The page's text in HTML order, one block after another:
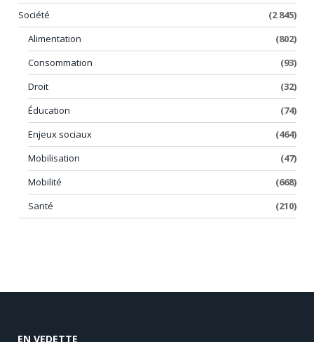
Société
(2 845)
Alimentation
(802)
Consommation
(93)
Droit
(32)
Éducation
(74)
Enjeux sociaux
(464)
Mobilisation
(47)
Mobilité
(668)
Santé
(210)
EN VEDETTE